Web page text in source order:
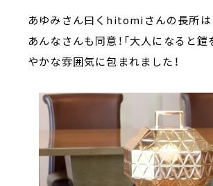
あゆみさん曰くhitomiさんの長所は
あんなさんも同意！「大人になると
やかな雰囲気に包まれました！